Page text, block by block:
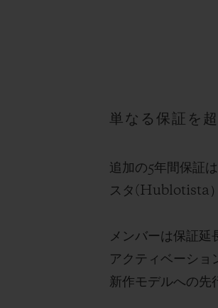
単なる保証を
追加の5年間保証
スタ(Hublotista）
メンバーは保証延
アクティベーショ
新作モデルへの先